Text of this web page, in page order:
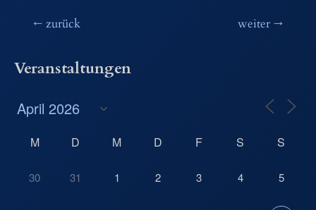
Beitragsnavigation
←zurück weiter→
Veranstaltungen
M D M D F S S
30 31 1 2 3 4 5